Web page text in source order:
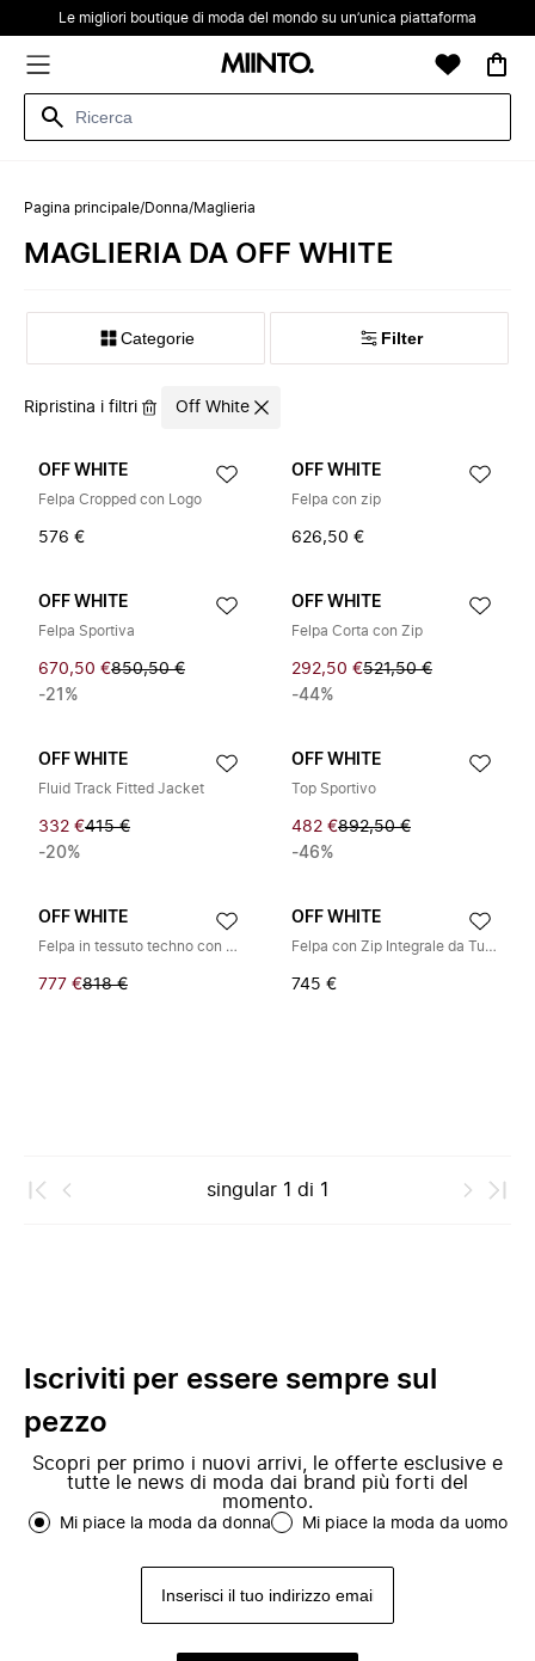
Le migliori boutique di moda del mondo su un’unica piattaforma
Pagina principale/Donna/Maglieria
MAGLIERIA DA OFF WHITE
Categorie Filter
Ripristina i filtri Off White
OFF WHITE
Felpa Cropped con Logo
576 €
OFF WHITE
Felpa con zip
626,50 €
OFF WHITE
Felpa Sportiva
670,50 €850,50 €
-21%
OFF WHITE
Felpa Corta con Zip
292,50 €521,50 €
-44%
OFF WHITE
Fluid Track Fitted Jacket
332 €415 €
-20%
OFF WHITE
Top Sportivo
482 €892,50 €
-46%
OFF WHITE
Felpa in tessuto techno con zip integrale
777 €818 €
OFF WHITE
Felpa con Zip Integrale da Tuta
745 €
singular 1 di 1
Iscriviti per essere sempre sul
pezzo
Scopri per primo i nuovi arrivi, le offerte esclusive e
tutte le news di moda dai brand più forti del
momento.
Mi piace la moda da donna Mi piace la moda da uomo